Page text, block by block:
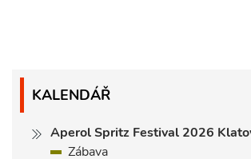
KALENDÁŘ
Aperol Spritz Festival 2026
Zábava